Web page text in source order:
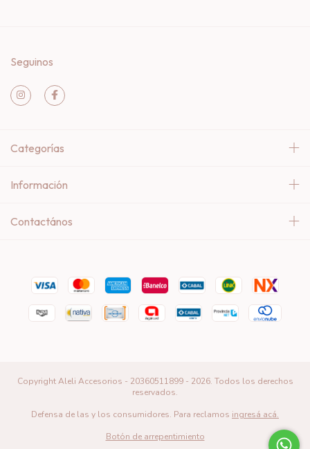
Seguinos
Categorías
Información
Contactános
Copyright Aleli Accesorios - 20360511899 - 2026. Todos los derechos
reservados.
Defensa de las y los consumidores. Para reclamos ingresá acá.
Botón de arrepentimiento